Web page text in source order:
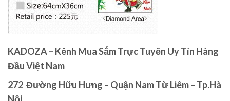
KADOZA – Kênh Mua Sắm Trực Tuyến Uy Tín Hàng
Đầu Việt Nam
272 Đường Hữu Hưng – Quận Nam Từ Liêm – Tp.Hà